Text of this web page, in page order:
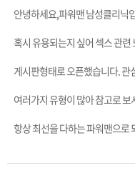
우
터
페
이
문
조
[2026구정 연휴]
안녕하세요,파워맨 남성클리닉
혹시 유용되는지 싶어 섹스 관련
게시판형태로 오픈했습니다. 관
여러가지 유형이 많아 참고로
항상 최선을 다하는 파워맨으로